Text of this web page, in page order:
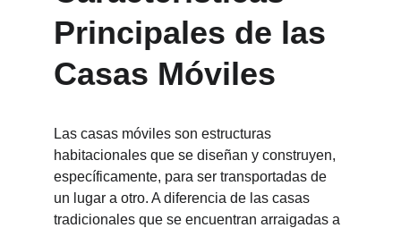
Principales de las
Casas Móviles
Las casas móviles son estructuras
habitacionales que se diseñan y construyen,
específicamente, para ser transportadas de
un lugar a otro. A diferencia de las casas
tradicionales que se encuentran arraigadas a